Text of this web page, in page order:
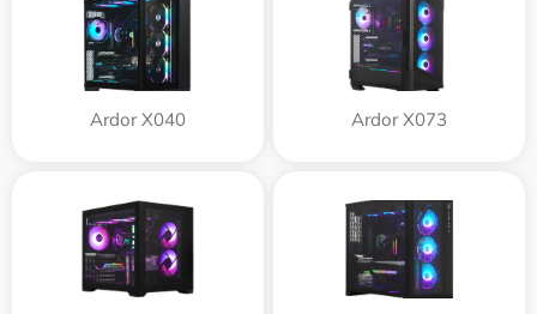
Ardor X040 Ardor X073